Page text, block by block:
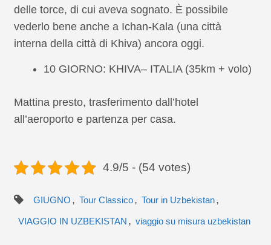
delle torce, di cui aveva sognato. È possibile
vederlo bene anche a Ichan-Kala (una città
interna della città di Khiva) ancora oggi.
10 GIORNO: KHIVA– ITALIA (35km + volo)
Mattina presto, trasferimento dall’hotel
all’aeroporto e partenza per casa.
4.9/5 - (54 votes)
GIUGNO , Tour Classico, Tour in Uzbekistan,
VIAGGIO IN UZBEKISTAN , viaggio su misura uzbekistan